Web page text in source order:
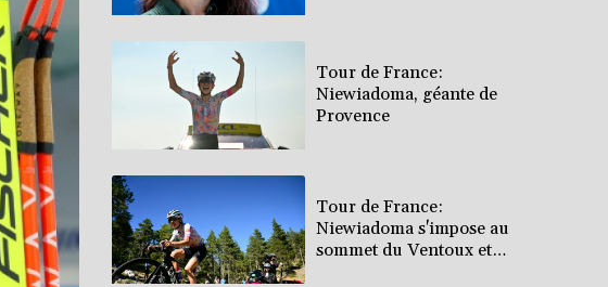
Tour de France:
Niewiadoma, géante de
Provence
Tour de France:
Niewiadoma s'impose au
sommet du Ventoux et